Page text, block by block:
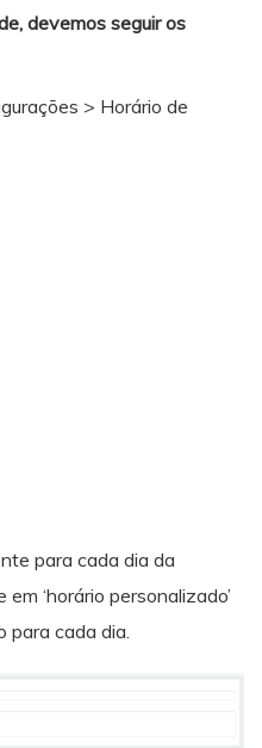
devemos seguir os
> Horário de
para cada dia da
‘horário personalizado’
para cada dia.